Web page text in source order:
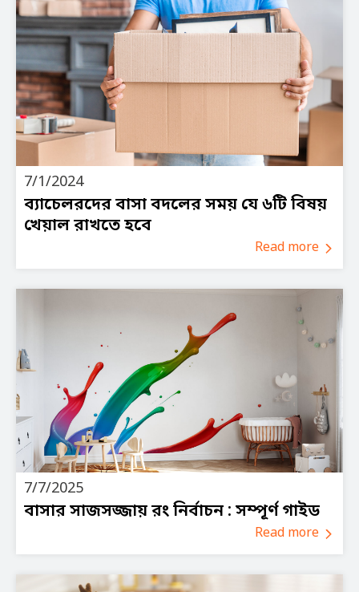
7/1/2024
ব্যাচেলরদের বাসা বদলের সময় যে ৬টি বিষয়
খেয়াল রাখতে হবে
Read more
7/7/2025
বাসার সাজসজ্জায় রং নির্বাচন : সম্পূর্ণ গাইড
Read more